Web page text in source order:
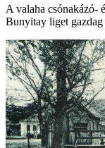
A valaha csónakázó-
Bunyitay liget